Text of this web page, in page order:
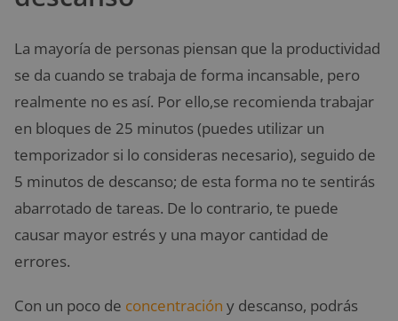
La mayoría de personas piensan que la productividad
se da cuando se trabaja de forma incansable, pero
realmente no es así. Por ello,se recomienda trabajar
en bloques de 25 minutos (puedes utilizar un
temporizador si lo consideras necesario), seguido de
5 minutos de descanso; de esta forma no te sentirás
abarrotado de tareas. De lo contrario, te puede
causar mayor estrés y una mayor cantidad de
errores.
Con un poco de concentración y descanso, podrás